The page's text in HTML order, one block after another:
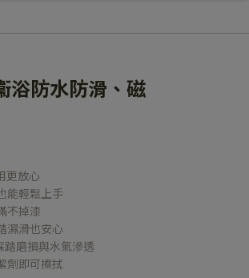
浴防水防滑、磁
更放心
能輕鬆上手
不掉漆
濕滑也安心
踏磨損與水氣滲透
劑即可擦拭